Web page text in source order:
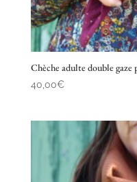
Chèche adulte double gaze
40,00€